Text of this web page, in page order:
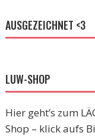
AUSGEZEICHNET <3
LUW-SHOP
Hier geht’s zum
Shop – klick aufs